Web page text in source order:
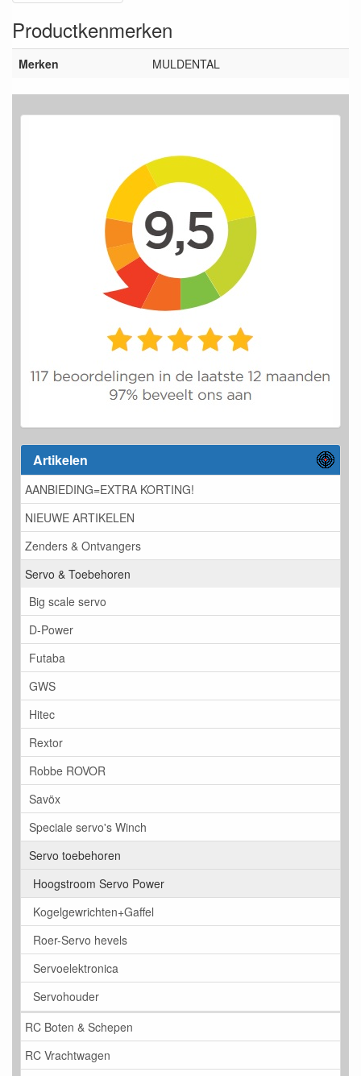
Artikelen
AANBIEDING=EXTRA KORTING!
NIEUWE ARTIKELEN
Zenders & Ontvangers
Servo & Toebehoren
Big scale servo
D-Power
Futaba
GWS
Hitec
Rextor
Robbe ROVOR
Savöx
Speciale servo's Winch
Servo toebehoren
Hoogstroom Servo Power
Kogelgewrichten+Gaffel
Roer-Servo hevels
Servoelektronica
Servohouder
RC Boten & Schepen
RC Vrachtwagen
Productkenmerken
Merken MULDENTAL